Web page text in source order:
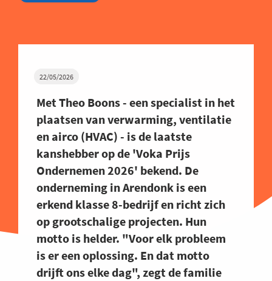
22/05/2026
Met Theo Boons - een specialist in het
plaatsen van verwarming, ventilatie
en airco (HVAC) - is de laatste
kanshebber op de 'Voka Prijs
Ondernemen 2026' bekend. De
onderneming in Arendonk is een
erkend klasse 8-bedrijf en richt zich
op grootschalige projecten. Hun
motto is helder. "Voor elk probleem
is er een oplossing. En dat motto
drijft ons elke dag", zegt de familie